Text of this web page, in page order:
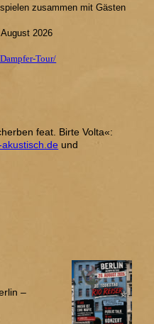
zusammen mit Gästen
2026
Tour/
feat. Birte Volta«:
und
–